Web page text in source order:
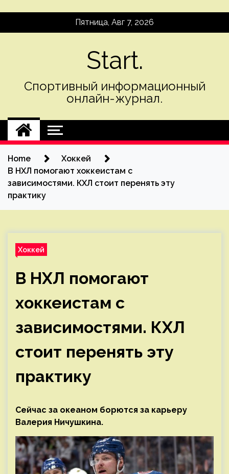
Пятница, Авг 7, 2026
Start.
Спортивный информационный
онлайн-журнал.
Home
Хоккей
В НХЛ помогают хоккеистам с
зависимостями. КХЛ стоит перенять эту
практику
Хоккей
В НХЛ помогают
хоккеистам с
зависимостями. КХЛ
стоит перенять эту
практику
Сейчас за океаном борются за карьеру
Валерия Ничушкина.